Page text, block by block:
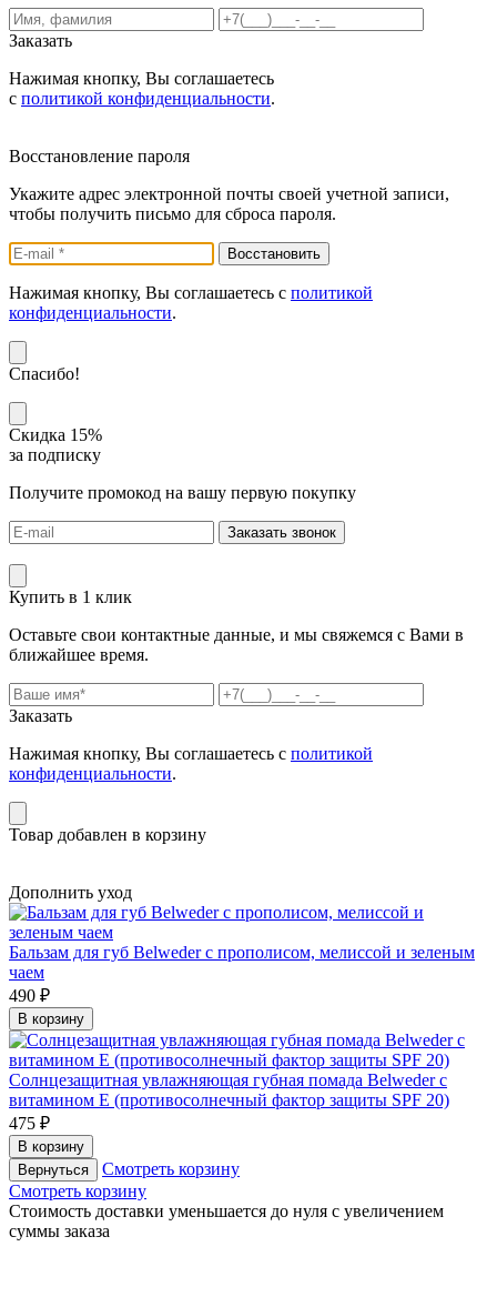
Заказать
Нажимая кнопку, Вы соглашаетесь
с политикой конфиденциальности.
Восстановление пароля
Укажите адрес электронной почты своей учетной записи,
чтобы получить письмо для сброса пароля.
Нажимая кнопку, Вы соглашаетесь с политикой
конфиденциальности.
Спасибо!
Скидка 15%
за подписку
Получите промокод на вашу первую покупку
Заказать звонок
Купить в 1 клик
Оставьте свои контактные данные, и мы свяжемся с Вами в
ближайшее время.
Заказать
Нажимая кнопку, Вы соглашаетесь с политикой
конфиденциальности.
Товар добавлен в корзину
Дополнить уход
Бальзам для губ Belweder с прополисом, мелиссой и зеленым
чаем
490 ₽
В корзину
Солнцезащитная увлажняющая губная помада Belweder с
витамином Е (противосолнечный фактор защиты SPF 20)
475 ₽
В корзину
Вернуться
Смотреть корзину
Смотреть корзину
Cтоимость доставки уменьшается до нуля с увеличением
суммы заказа